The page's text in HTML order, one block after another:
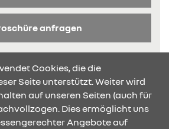
anfragen
Cookies, die die
Seite unterstützt. Weiter wird
auf unseren Seiten (auch für
Dies ermöglicht uns
Angebote auf